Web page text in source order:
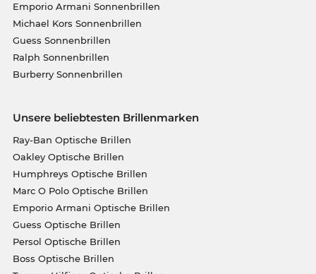
Emporio Armani Sonnenbrillen
Michael Kors Sonnenbrillen
Guess Sonnenbrillen
Ralph Sonnenbrillen
Burberry Sonnenbrillen
Unsere beliebtesten Brillenmarken
Ray-Ban Optische Brillen
Oakley Optische Brillen
Humphreys Optische Brillen
Marc O Polo Optische Brillen
Emporio Armani Optische Brillen
Guess Optische Brillen
Persol Optische Brillen
Boss Optische Brillen